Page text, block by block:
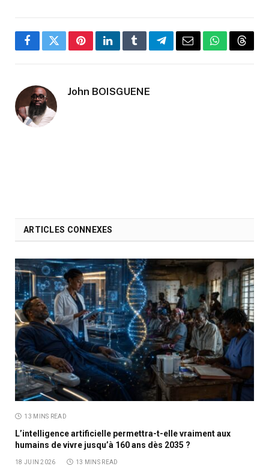
FacebookTwitterPinterestLinkedInTumblrTelegramEmailWhatsApp
John BOISGUENE
ARTICLES CONNEXES
13 MINS READ
L’intelligence artificielle permettra-t-elle vraiment aux
humains de vivre jusqu’à 160 ans dès 2035 ?
18 JUIN 2026 13 MINS READ